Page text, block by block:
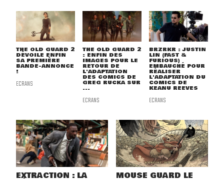
THE OLD GUARD 2
DÉVOILE ENFIN
SA PREMIÈRE
BANDE-ANNONCE
!
ECRANS
THE OLD GUARD 2
: ENFIN DES
IMAGES POUR LE
RETOUR DE
L'ADAPTATION
DES COMICS DE
GREG RUCKA SUR
...
ECRANS
BRZRKR : JUSTIN
LIN (FAST &
FURIOUS)
EMBAUCHÉ POUR
RÉALISER
L'ADAPTATION DU
COMICS DE
KEANU REEVES
ECRANS
EXTRACTION : LA MOUSE GUARD LE